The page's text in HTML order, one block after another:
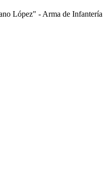
López" - Arma de Infantería